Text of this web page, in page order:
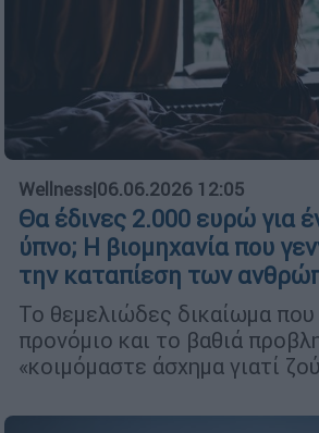
Wellness|06.06.2026 12:05
Θα έδινες 2.000 ευρώ για
ύπνο; Η βιομηχανία που
την καταπίεση των
Το θεμελιώδες δικαίωμα που
προνόμιο και το βαθιά
«κοιμόμαστε άσχημα γιατί